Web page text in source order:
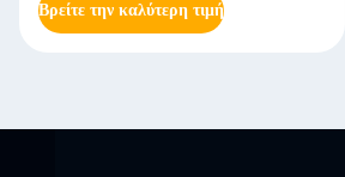
Βρείτε την καλύτερη τιμή